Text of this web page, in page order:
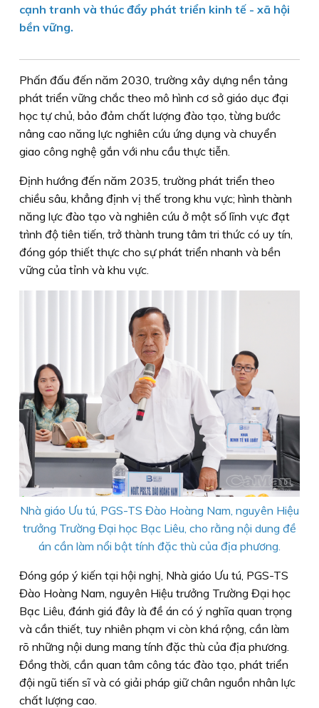
cạnh tranh và thúc đẩy phát triển kinh tế - xã hội
bền vững.
Phấn đấu đến năm 2030, trường xây dựng nền tảng
phát triển vững chắc theo mô hình cơ sở giáo dục đại
học tự chủ, bảo đảm chất lượng đào tạo, từng bước
nâng cao năng lực nghiên cứu ứng dụng và chuyển
giao công nghệ gắn với nhu cầu thực tiễn.
Định hướng đến năm 2035, trường phát triển theo
chiều sâu, khẳng định vị thế trong khu vực; hình thành
năng lực đào tạo và nghiên cứu ở một số lĩnh vực đạt
trình độ tiên tiến, trở thành trung tâm tri thức có uy tín,
đóng góp thiết thực cho sự phát triển nhanh và bền
vững của tỉnh và khu vực.
Nhà giáo Ưu tú, PGS-TS Đào Hoàng Nam, nguyên Hiệu
trưởng Trường Đại học Bạc Liêu, cho rằng nội dung đề
án cần làm nổi bật tính đặc thù của địa phương.
Đóng góp ý kiến tại hội nghị, Nhà giáo Ưu tú, PGS-TS
Đào Hoàng Nam, nguyên Hiệu trưởng Trường Đại học
Bạc Liêu, đánh giá đây là đề án có ý nghĩa quan trọng
và cần thiết, tuy nhiên phạm vi còn khá rộng, cần làm
rõ những nội dung mang tính đặc thù của địa phương.
Đồng thời, cần quan tâm công tác đào tạo, phát triển
đội ngũ tiến sĩ và có giải pháp giữ chân nguồn nhân lực
chất lượng cao.